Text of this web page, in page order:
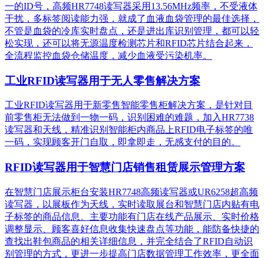
一的ID号，高频HR7748读写器采用13.56MHz频率，不受液体
干扰，多标签阅读能力强，就成了血液血袋管理的最佳选择，
不管是血袋的冷库实时盘点，还是进出库识别管理，都可以轻
松实现，还可以将无源温度检测芯片和RFID芯片结合起来，
全流程监控血袋仓储温度，减少血液受污染机率。
工业RFID读写器用于无人零售解决方案
工业RFID读写器用于新零售智能零售柜解决方案，是针对目
前零售柜无法做到一物一码，识别困难的难题，加入HR7738
读写器和天线，精准识别​智能柜内商品上RFID电子标签的唯
一码，实现顾客开门自取，即拿即走，无感支付的目的。
RFID读写器用于智慧门店销售租赁展示管理方案
在智慧门店展示柜台安装HR7748高频读写器或UR6258超高频
读写器，以展板作为天线，实时读取展台和智慧门店内贴有电
子标签的商品信息。主要功能有门店在线产品展示、实时价格
调整显示、顾客喜好信息收集快速盘点等功能，能防备快捷的
查找出鞋包商品的相关详细信息，并完全结合了RFID自动识
别管理的方式，更进一步提高门店数据管理工作效率，更全面